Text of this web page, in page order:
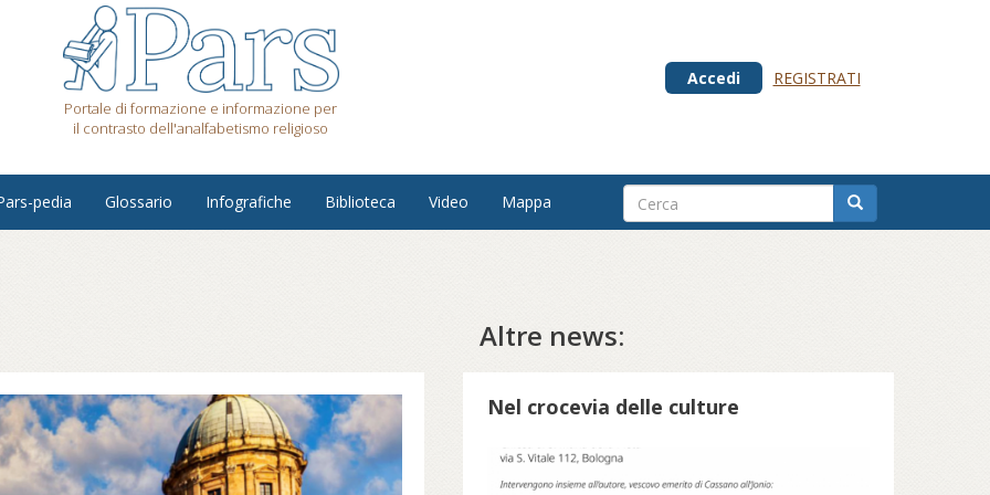
Portale di formazione e informazione per
il contrasto dell'analfabetismo religioso
Accedi REGISTRATI
pedia Glossario Infografiche Biblioteca Video Mappa
Altre news:
Nel crocevia delle culture